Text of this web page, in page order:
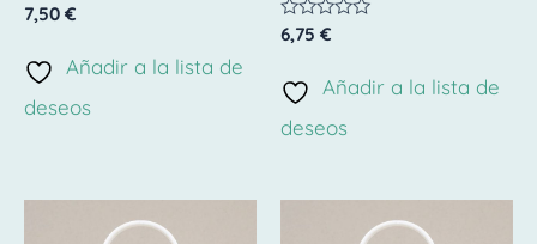
Valorado
con
de
5
7,50 €
Añadir a la lista de
deseos
Valorado
con
de
5
6,75 €
Añadir a la lista de
deseos